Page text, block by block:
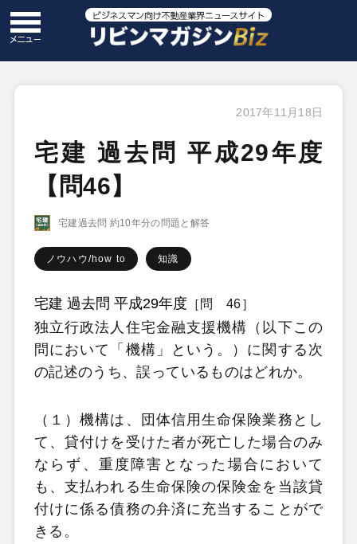
2017年11月18日
宅建 過去問 平成29年度
【問46】
宅建過去問 約10年分の問題と解答
ノウハウ/how to 知識
宅建 過去問 平成29年度 ［問 46］
独立行政法人住宅金融支援機構（以下この
問において「機構」という。）に関する次
の記述のうち、誤っているものはどれか。
（１）機構は、団体信用生命保険業務とし
て、貸付けを受けた者が死亡した場合のみ
ならず、重度障害となった場合において
も、支払われる生命保険の保険金を当該貸
付けに係る債務の弁済に充当することがで
きる。